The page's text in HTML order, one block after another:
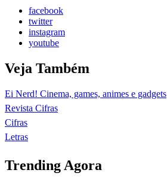
facebook
twitter
instagram
youtube
Veja Também
Ei Nerd! Cinema, games, animes e gadgets
Revista Cifras
Cifras
Letras
Trending Agora